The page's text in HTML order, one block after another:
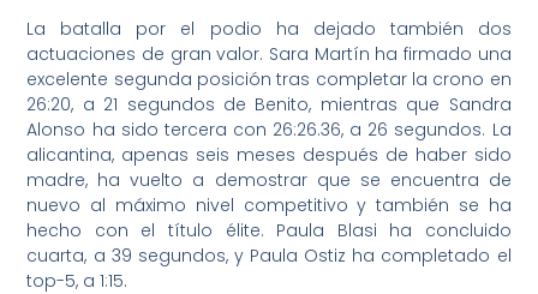
La batalla por el podio ha dejado también dos
actuaciones de gran valor. Sara Martín ha firmado una
excelente segunda posición tras completar la crono en
26:20, a 21 segundos de Benito, mientras que Sandra
Alonso ha sido tercera con 26:26.36, a 26 segundos. La
alicantina, apenas seis meses después de haber sido
madre, ha vuelto a demostrar que se encuentra de
nuevo al máximo nivel competitivo y también se ha
hecho con el título élite. Paula Blasi ha concluido
cuarta, a 39 segundos, y Paula Ostiz ha completado el
top-5, a 1:15.